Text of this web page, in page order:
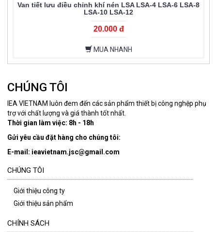
Van tiết lưu điều chỉnh khí nén LSA LSA-4 LSA-6 LSA-8
LSA-10 LSA-12
20.000 đ
MUA NHANH
CHÚNG TÔI
IEA VIETNAM luôn đem đến các sản phẩm thiết bị công nghệp phụ
trợ với chất lượng và giá thành tốt nhất.
Thời gian làm việc: 8h - 18h
Gửi yêu cầu đặt hàng cho chúng tôi:
E-mail: ieavietnam.jsc@gmail.com
CHÚNG TÔI
Giới thiệu công ty
Giới thiệu sản phẩm
CHÍNH SÁCH